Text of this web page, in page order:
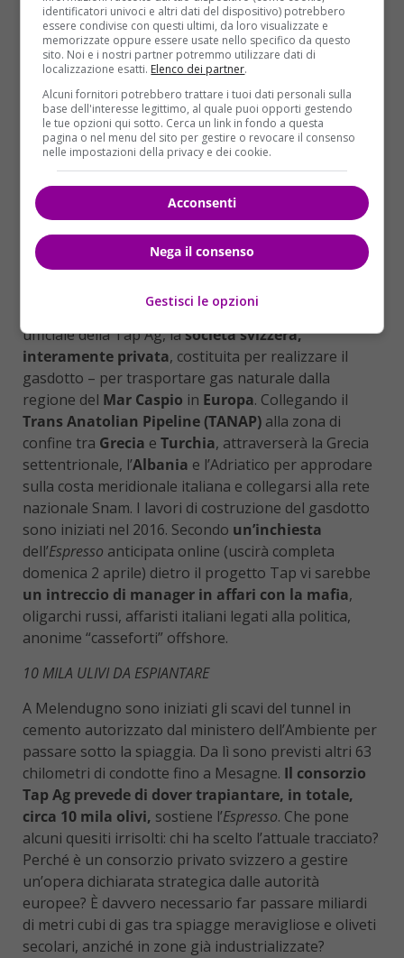
COSA È IL GASDOTTO TAP
Trans Adriatic Pipeline (TAP)è il progetto
patrocinato e voluto dalle autorità dell’Unione
– secondo quanto spiega il sito web
ufficiale della Tap Ag, lasocietà svizzera,
interamente privata, costituita per realizzare il
gasdotto – per trasportare gas naturale dalla
regione del Mar Caspio in Europa. Collegando il
Trans Anatolian Pipeline (TANAP) alla zona di
confine tra Grecia e Turchia, attraverserà la Grecia
settentrionale, l’Albania e l’Adriatico per approdare
sulla costa meridionale italiana e collegarsi alla rete
nazionale Snam. I lavori di costruzione del gasdotto
sono iniziati nel 2016. Secondo un’inchiesta
dell’Espresso anticipata online (uscirà completa
domenica 2 aprile) dietro il progetto Tap vi sarebbe
un intreccio di manager in affari con la mafia,
oligarchi russi, affaristi italiani legati alla politica,
anonime “casseforti” offshore.
10 MILA ULIVI DA ESPIANTARE
A Melendugno sono iniziati gli scavi del tunnel in
cemento autorizzato dal ministero dell’Ambiente per
passare sotto la spiaggia. Da lì sono previsti altri 63
chilometri di condotte fino a Mesagne. Il consorzio
Tap Ag prevede di dover trapiantare, in totale,
circa 10 mila olivi, sostiene l’Espresso. Che pone
alcuni quesiti irrisolti: chi ha scelto l’attuale tracciato?
Perché è un consorzio privato svizzero a gestire
un’opera dichiarata strategica dalle autorità
europee? È davvero necessario far passare miliardi
di metri cubi di gas tra spiagge meravigliose e oliveti
secolari, anziché in zone già industrializzate?
identificatori univoci e altri dati del dispositivo) potrebbero
essere condivise con questi ultimi, da loro visualizzate e
memorizzate oppure essere usate nello specifico da questo
sito. Noi e i nostri partner potremmo utilizzare dati di
localizzazione esatti. Elenco dei partner.
Alcuni fornitori potrebbero trattare i tuoi dati personali sulla
base dell'interesse legittimo, al quale puoi opporti gestendo
le tue opzioni qui sotto. Cerca un link in fondo a questa
pagina o nel menu del sito per gestire o revocare il consenso
nelle impostazioni della privacy e dei cookie.
Acconsenti
Nega il consenso
Gestisci le opzioni